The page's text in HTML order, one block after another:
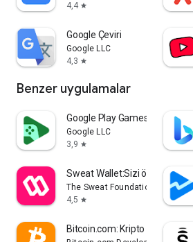
4,4 star
Google Çeviri
Google LLC
4,3 star
Benzer uygulamalar
Google Play Games
Google LLC
3,9 star
Sweat Wallet:Sizi ödüllendirir
The Sweat Foundation
4,5 star
Bitcoin.com: Kripto Cüzdanı